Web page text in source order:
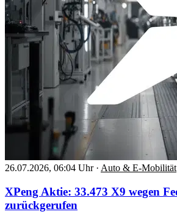
26.07.2026, 06:04 Uhr · Auto & E-Mobilität
XPeng Aktie: 33.473 X9 wegen
zurückgerufen